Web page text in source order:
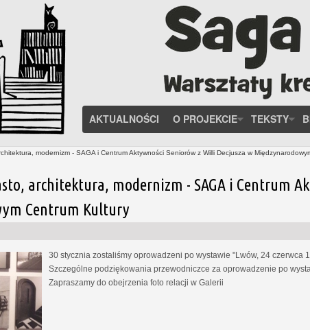
AKTUALNOŚCI O PROJEKCIE TEKSTY
modernizm - SAGA i Centrum Aktywności Seniorów z Willi Decjusza w
architektura, modernizm - SAGA i Centrum
Centrum Kultury
30 stycznia zostaliśmy oprowadzeni po wystawie "Lwów, 24 czerwca
Szczególne podziękowania przewodniczce za oprowadzenie po
Zapraszamy do obejrzenia foto relacji w Galerii